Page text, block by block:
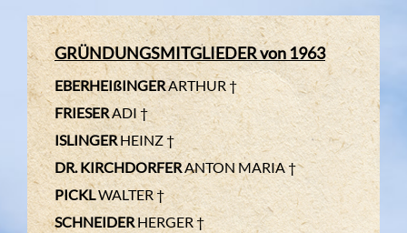
GRÜNDUNGSMITGLIEDER von 1963
EBERHEIßINGERARTHUR †
FRIESERADI †
ISLINGERHEINZ †
DR. KIRCHDORFERANTON MARIA †
PICKLWALTER †
SCHNEIDERHERGER †